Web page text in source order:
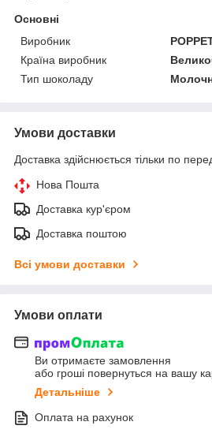
Основні
Виробник
Країна виробник
Тип шоколаду
Умови доставки
Доставка здійснюється тільки по
Нова Пошта
Доставка кур'єром
Доставка поштою
Всі умови доставки
Умови оплати
Ви отримаєте замовлення
або гроші повернуться на вашу
Детальніше
Оплата на рахунок